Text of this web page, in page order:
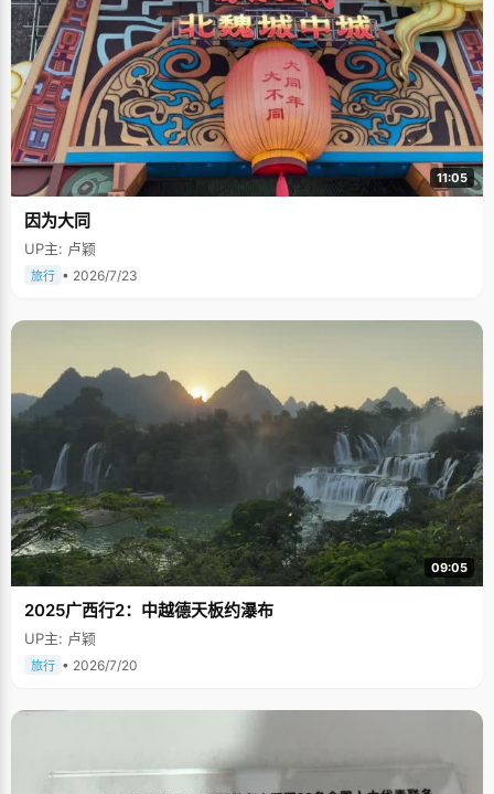
11:05
因为大同
UP主: 卢颖
旅行 • 2026/7/23
09:05
2025广西行2：中越德天板约瀑布
UP主: 卢颖
旅行 • 2026/7/20